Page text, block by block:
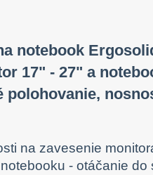
notebook
17" - 27" a
polohovanie,
na zavesenie
- otáčanie do